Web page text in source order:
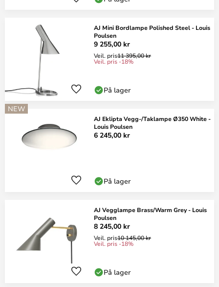
AJ Mini Bordlampe Polished Steel - Louis
Poulsen
9 255,00 kr
Veil. pris11 395,00 kr
Veil. pris -18%
På lager
NEW
AJ Eklipta Vegg-/Taklampe Ø350 White -
Louis Poulsen
6 245,00 kr
På lager
AJ Vegglampe Brass/Warm Grey - Louis
Poulsen
8 245,00 kr
Veil. pris10 145,00 kr
Veil. pris -18%
På lager